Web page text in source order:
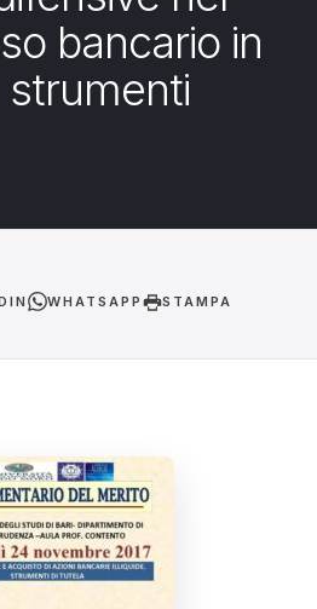
bancario in
strumenti
WHATSAPP STAMPA